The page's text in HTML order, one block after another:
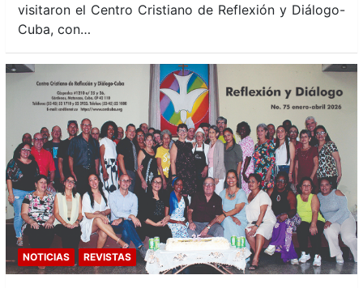
visitaron el Centro Cristiano de Reflexión y Diálogo-
Cuba, con…
NOTICIAS REVISTAS